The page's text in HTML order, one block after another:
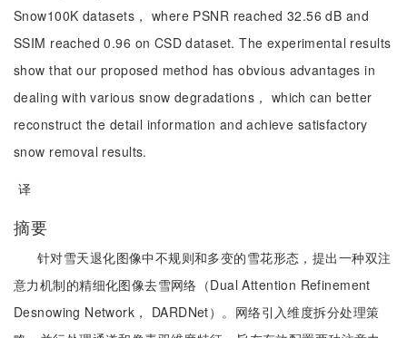
Snow100K datasets， where PSNR reached 32.56 dB and
SSIM reached 0.96 on CSD dataset. The experimental results
show that our proposed method has obvious advantages in
dealing with various snow degradations， which can better
reconstruct the detail information and achieve satisfactory
snow removal results.
译
摘要
针对雪天退化图像中不规则和多变的雪花形态，提出一种双注
意力机制的精细化图像去雪网络（Dual Attention Refinement
Desnowing Network， DARDNet）。网络引入维度拆分处理策